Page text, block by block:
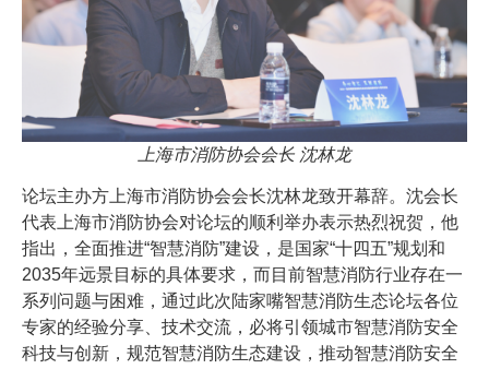
上海市消防协会会长 沈林龙
论坛主办方上海市消防协会会长沈林龙致开幕辞。沈会长
代表上海市消防协会对论坛的顺利举办表示热烈祝贺，他
指出，全面推进“智慧消防”建设，是国家“十四五”规划和
2035年远景目标的具体要求，而目前智慧消防行业存在一
系列问题与困难，通过此次陆家嘴智慧消防生态论坛各位
专家的经验分享、技术交流，必将引领城市智慧消防安全
科技与创新，规范智慧消防生态建设，推动智慧消防安全